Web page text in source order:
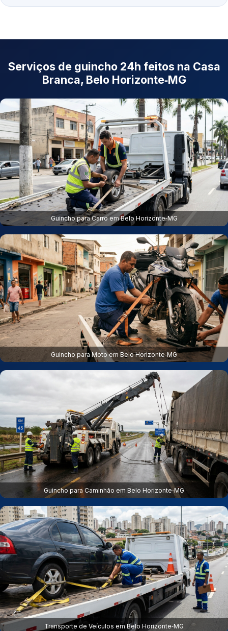
Serviços de guincho 24h feitos na Casa
Branca, Belo Horizonte‑MG
Guincho para Carro em Belo Horizonte‑MG
Guincho para Moto em Belo Horizonte‑MG
Guincho para Caminhão em Belo Horizonte‑MG
Transporte de Veículos em Belo Horizonte‑MG